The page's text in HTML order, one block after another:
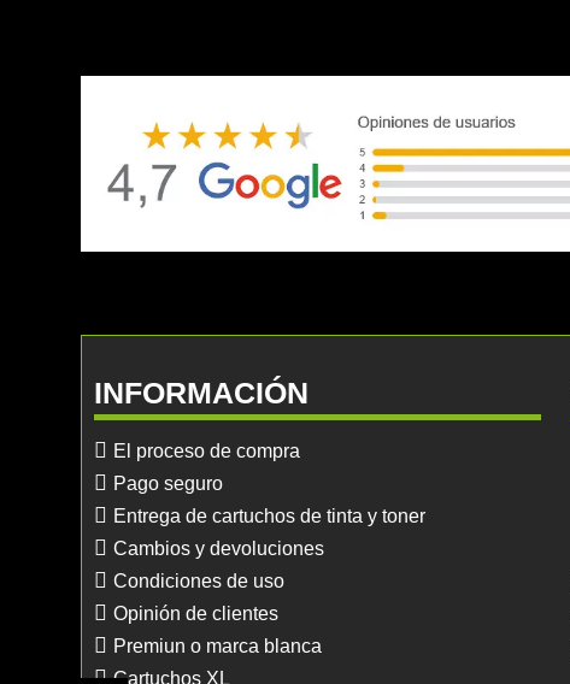
INFORMACIÓN
El proceso de compra
Pago seguro
Entrega de cartuchos de tinta y toner
Cambios y devoluciones
Condiciones de uso
Opinión de clientes
Premiun o marca blanca
Cartuchos XL